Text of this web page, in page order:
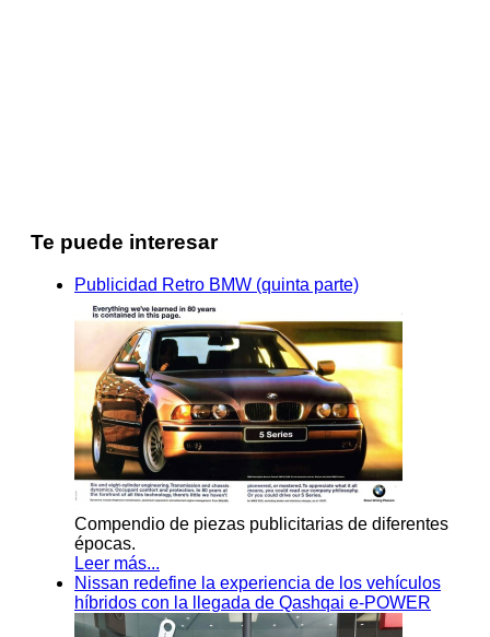
Te puede interesar
Publicidad Retro BMW (quinta parte)
Compendio de piezas publicitarias de diferentes
épocas.
Leer más...
Nissan redefine la experiencia de los vehículos
híbridos con la llegada de Qashqai e-POWER